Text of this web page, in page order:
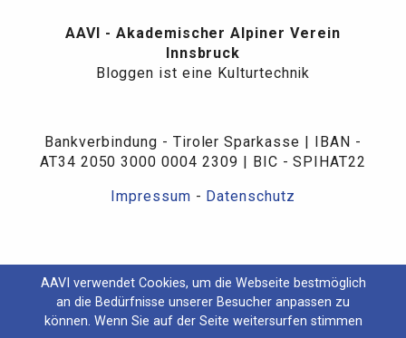
AAVI - Akademischer Alpiner Verein
Innsbruck
Bloggen ist eine Kulturtechnik
Bankverbindung - Tiroler Sparkasse | IBAN -
AT34 2050 3000 0004 2309 | BIC - SPIHAT22
Impressum - Datenschutz
AAVI verwendet Cookies, um die Webseite bestmöglich
an die Bedürfnisse unserer Besucher anpassen zu
können. Wenn Sie auf der Seite weitersurfen stimmen